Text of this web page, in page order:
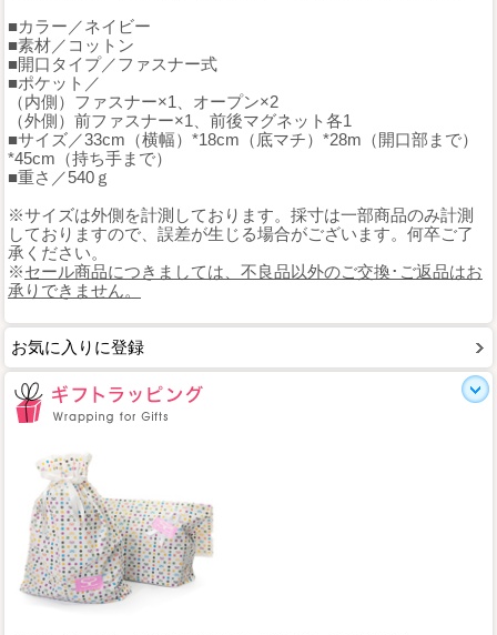
■カラー／ネイビー
■素材／コットン
■開口タイプ／ファスナー式
■ポケット／
（内側）ファスナー×1、オープン×2
（外側）前ファスナー×1、前後マグネット各1
■サイズ／33cm（横幅）*18cm（底マチ）*28m（開口部まで）
*45cm（持ち手まで）
■重さ／540ｇ
※サイズは外側を計測しております。採寸は一部商品のみ計測
しておりますので、誤差が生じる場合がございます。何卒ご了
承ください。
※セール商品につきましては、不良品以外のご交換･ご返品はお
承りできません。
お気に入りに登録